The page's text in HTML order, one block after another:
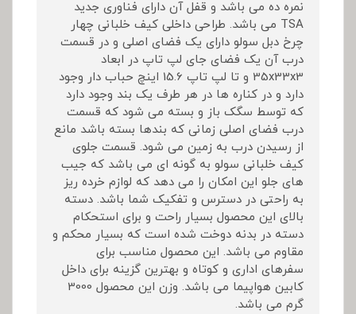
نمره ده می باشد و قفل آن دارای فناوری جدید
TSA می باشد. طراحی داخلی کیف خلبانی چهار
چرخ دبل سولو دارای یک فضای اصلی و در قسمت
درب آن یک فضای جای لپ تاپ در ابعاد
35x33x3 و تا لپ تاپ 15.6 اینچ حباب دار وجود
دارد و در کناره ها در هر طرف یک بند وجود دارد
که توسط سگک باز و بسته می شود که قسمت
درب فضای اصلی زمانی که بندها بسته باشد مانع
از رسیدن درب به زمین می شود. قسمت جلوی
کیف خلبانی سولو به گونه ای می باشد که جیب
های جلو این امکان را می دهد که لوازم خرده ریز
به راحتی در دسترس و تفکیک شما باشد. دسته
بالای این محصول بسیار راحت و برای استحکام
دسته در بدنه دوخت شده است که بسیار محکم و
مقاوم می باشد. این محصول مناسب برای
سفرهای اداری و کوتاه و بهترین گزینه برای داخل
کابین هواپیما می باشد. وزن این محصول 3000
گرم می باشد.